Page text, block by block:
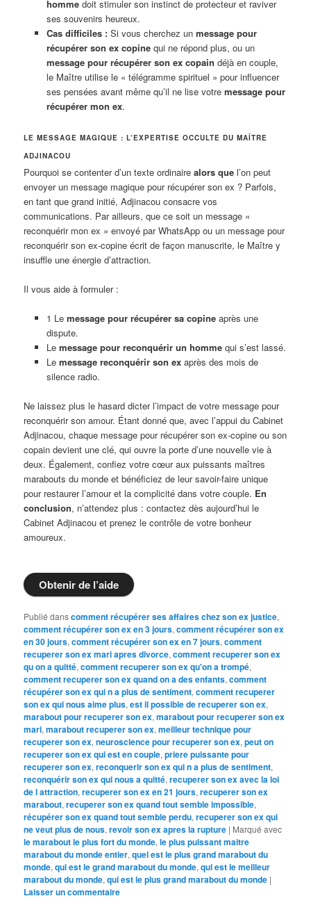
hommedoit stimuler son instinct de protecteur et raviver
ses souvenirs heureux.
Cas difficiles :Si vous cherchez un message pour
récupérer son ex copinequi ne répond plus, ou un
message pour récupérer son ex copain déjà en couple,
le Maître utilise le « télégramme spirituel » pour influencer
ses pensées avant même qu’il ne lise votre message pour
récupérer mon ex.
LE MESSAGE MAGIQUE : L’EXPERTISE OCCULTE DU MAÎTRE
ADJINACOU
Pourquoi se contenter d’un texte ordinairealors que l’on peut
envoyer un message magique pour récupérer son ex ? Parfois,
en tant que grand initié, Adjinacou consacre vos
communications. Par ailleurs, que ce soit un message «
reconquérir mon ex » envoyé par WhatsApp ou un message pour
reconquérir son ex-copine écrit de façon manuscrite, le Maître y
insuffle une énergie d’attraction.
Il vous aide à formuler :
1 Le message pour récupérer sa copineaprès une
dispute.
Le message pour reconquérir un hommequi s’est lassé.
Le message reconquérir son exaprès des mois de
silence radio.
Ne laissez plus le hasard dicter l’impact de votre message pour
reconquérir son amour. Étant donné que, avec l’appui du Cabinet
Adjinacou, chaque message pour récupérer son ex-copine ou son
copain devient une clé, qui ouvre la porte d’une nouvelle vie à
deux. Également, confiez votre cœur aux puissants maîtres
marabouts du monde et bénéficiez de leur savoir-faire unique
pour restaurer l’amour et la complicité dans votre couple. En
conclusion, n’attendez plus : contactez dès aujourd’hui le
Cabinet Adjinacou et prenez le contrôle de votre bonheur
amoureux.
Obtenir de l’aide
Publié danscomment récupérer ses affaires chez son ex justice,
comment récupérer son ex en 3 jours,comment récupérer son ex
en 30 jours,comment récupérer son ex en 7 jours,comment
recuperer son ex mari apres divorce,comment recuperer son ex
qu on a quitté,comment recuperer son ex qu'on a trompé,
comment recuperer son ex quand on a des enfants,comment
récupérer son ex qui n a plus de sentiment,comment recuperer
son ex qui nous aime plus,est il possible de recuperer son ex,
marabout pour recuperer son ex,marabout pour recuperer son ex
mari,marabout recuperer son ex,meilleur technique pour
recuperer son ex,neuroscience pour recuperer son ex,peut on
recuperer son ex qui est en couple,priere puissante pour
recuperer son ex,reconquerir son ex qui n a plus de sentiment,
reconquérir son ex qui nous a quitté,recuperer son ex avec la loi
de l attraction,recuperer son ex en 21 jours,recuperer son ex
marabout,recuperer son ex quand tout semble impossible,
récupérer son ex quand tout semble perdu,recuperer son ex qui
ne veut plus de nous,revoir son ex apres la rupture | Marqué avec
le marabout le plus fort du monde,le plus puissant maitre
marabout du monde entier,quel est le plus grand marabout du
monde,qui est le grand marabout du monde,qui est le meilleur
marabout du monde,qui est le plus grand marabout du monde |
Laisser un commentaire